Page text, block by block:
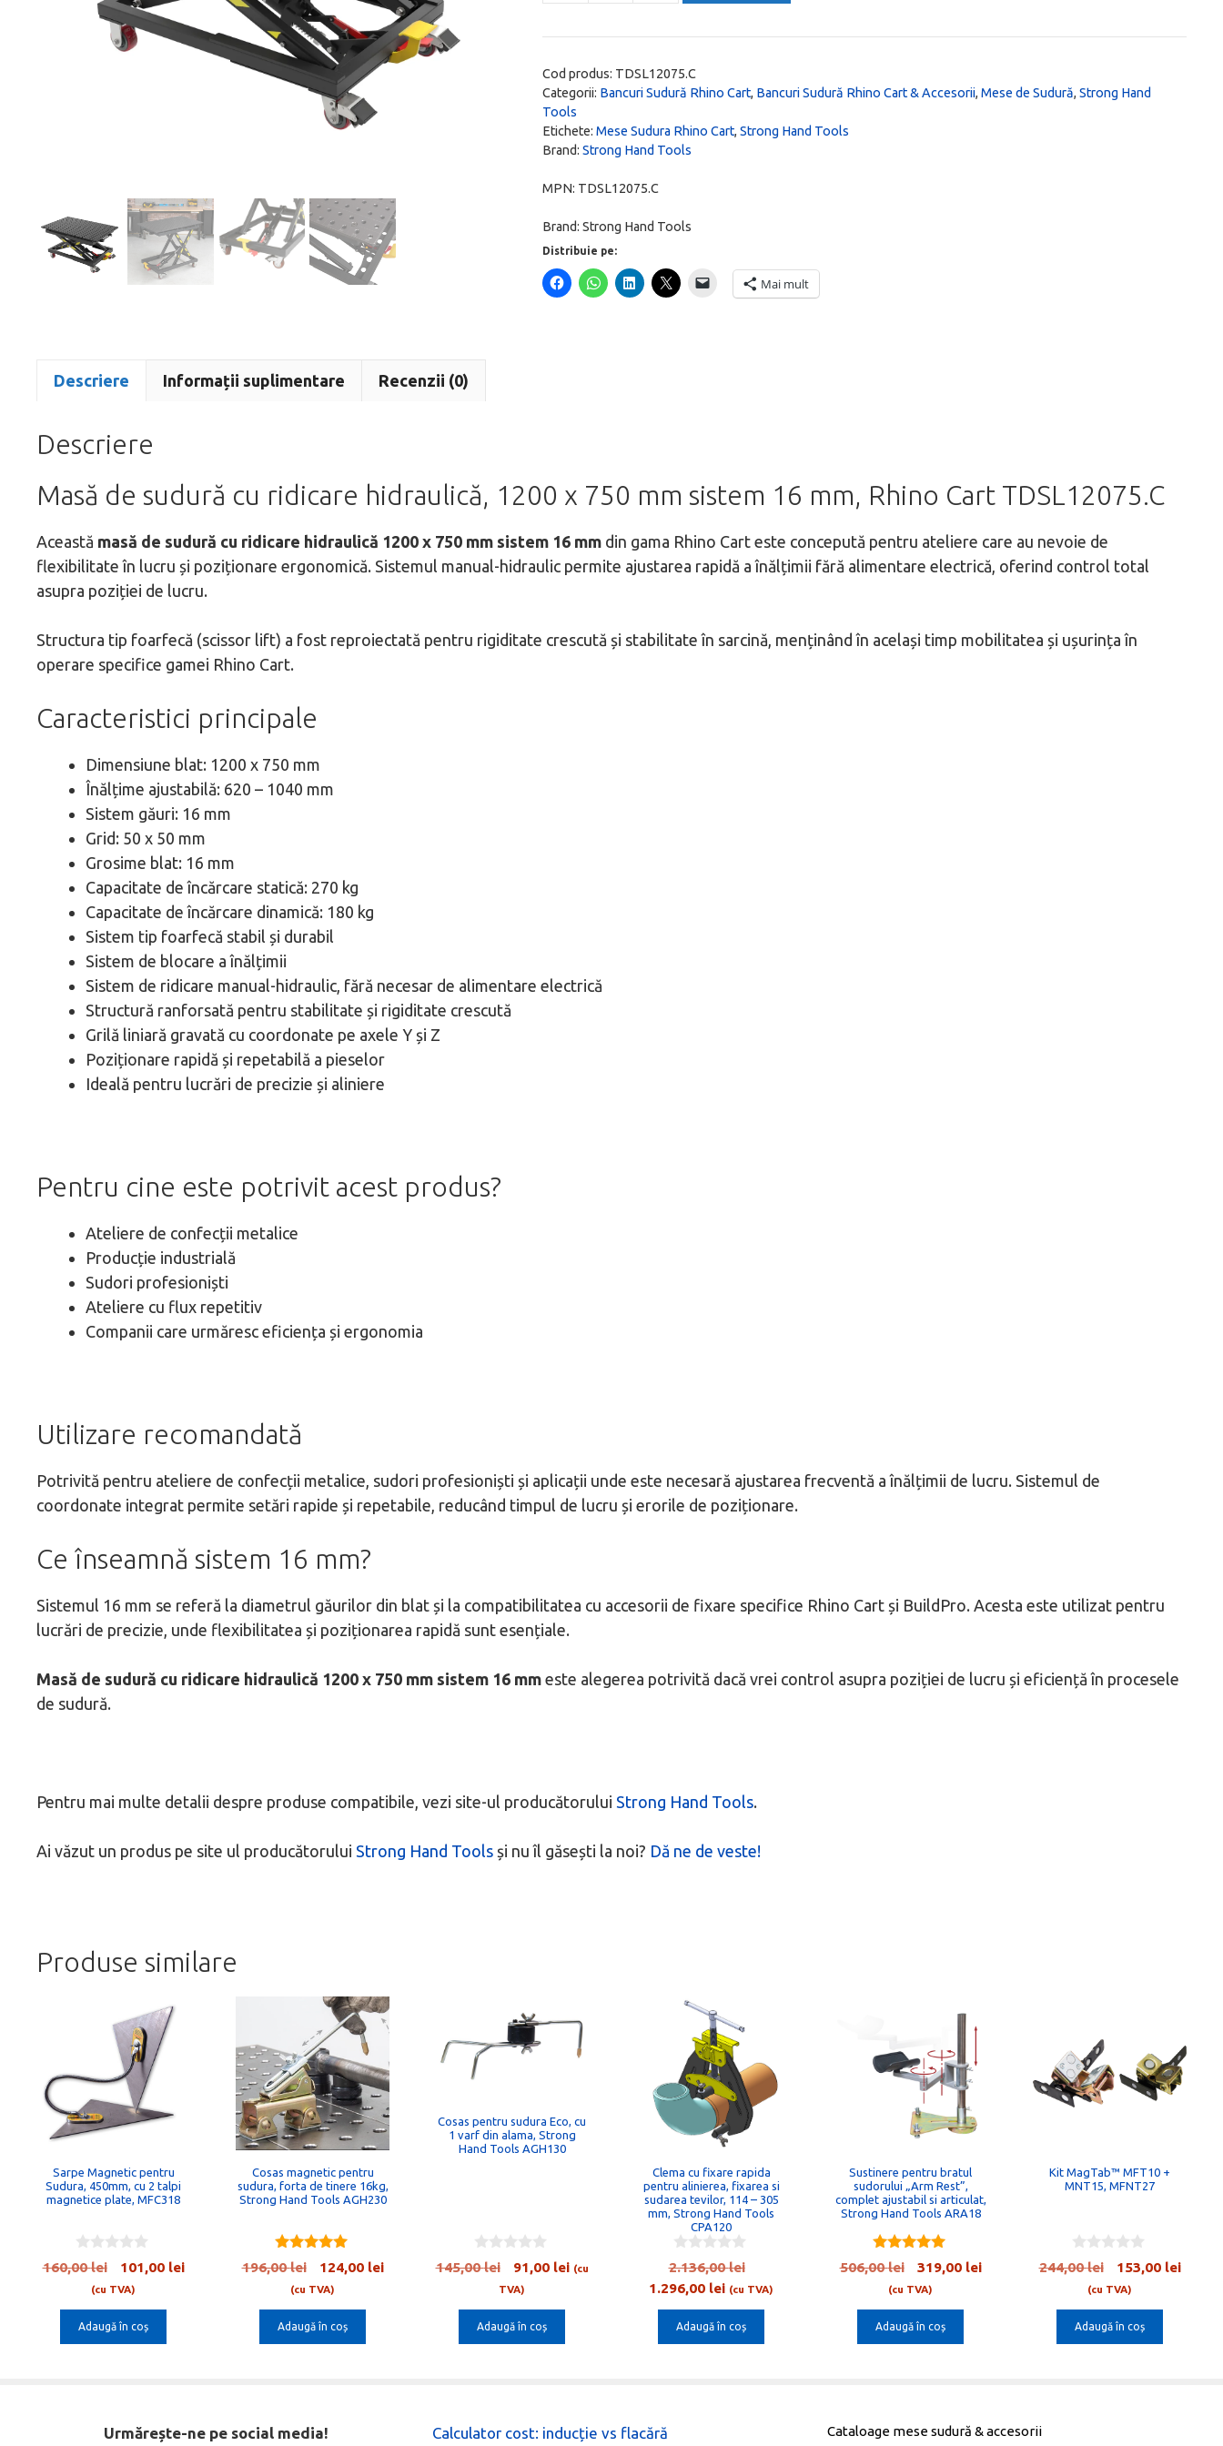
de
sudură
cu
ridicare
hidraulică,
x
mm
16
Cod produs: TDSL12075.C
Categorii: Bancuri Sudură Rhino Cart, Bancuri Sudură Rhino Cart & Accesorii,Mese de Sudură,Strong Hand
Tools
Etichete:Mese Sudura Rhino Cart,Strong Hand Tools
Brand:Strong Hand Tools
MPN: TDSL12075.C
Brand:Strong Hand Tools
Distribuie pe:
Mai mult
Descriere Informații suplimentare Recenzii (0)
Descriere
Masă de sudură cu ridicare hidraulică, 1200 x 750 mm sistem 16 mm, Rhino Cart TDSL12075.C
Această masă de sudură cu ridicare hidraulică 1200 x 750 mm sistem 16 mm din gama Rhino Cart este concepută pentru ateliere care au nevoie de
flexibilitate în lucru și poziționare ergonomică. Sistemul manual-hidraulic permite ajustarea rapidă a înălțimii fără alimentare electrică, oferind control total
asupra poziției de lucru.
Structura tip foarfecă (scissor lift) a fost reproiectată pentru rigiditate crescută și stabilitate în sarcină, menținând în același timp mobilitatea și ușurința în
operare specifice gamei Rhino Cart.
Caracteristici principale
Dimensiune blat: 1200 x 750 mm
Înălțime ajustabilă: 620 – 1040 mm
Sistem găuri: 16 mm
Grid: 50 x 50 mm
Grosime blat: 16 mm
Capacitate de încărcare statică: 270 kg
Capacitate de încărcare dinamică: 180 kg
Sistem tip foarfecă stabil și durabil
Sistem de blocare a înălțimii
Sistem de ridicare manual-hidraulic, fără necesar de alimentare electrică
Structură ranforsată pentru stabilitate și rigiditate crescută
Grilă liniară gravată cu coordonate pe axele Y și Z
Poziționare rapidă și repetabilă a pieselor
Ideală pentru lucrări de precizie și aliniere
Pentru cine este potrivit acest produs?
Ateliere de confecții metalice
Producție industrială
Sudori profesioniști
Ateliere cu flux repetitiv
Companii care urmăresc eficiența și ergonomia
Utilizare recomandată
Potrivită pentru ateliere de confecții metalice, sudori profesioniști și aplicații unde este necesară ajustarea frecventă a înălțimii de lucru. Sistemul de
coordonate integrat permite setări rapide și repetabile, reducând timpul de lucru și erorile de poziționare.
Ce înseamnă sistem 16 mm?
Sistemul 16 mm se referă la diametrul găurilor din blat și la compatibilitatea cu accesorii de fixare specifice Rhino Cart și BuildPro. Acesta este utilizat pentru
lucrări de precizie, unde flexibilitatea și poziționarea rapidă sunt esențiale.
Masă de sudură cu ridicare hidraulică 1200 x 750 mm sistem 16 mm este alegerea potrivită dacă vrei control asupra poziției de lucru și eficiență în procesele
de sudură.
Pentru mai multe detalii despre produse compatibile, vezi site-ul producătorului Strong Hand Tools.
Ai văzut un produs pe site ul producătorului Strong Hand Tools și nu îl găsești la noi? Dă ne de veste!
Produse similare
Sarpe Magnetic pentru
Sudura, 450mm, cu 2 talpi
magnetice plate, MFC318
0
o
f
5
160,00lei
Prețul
inițial
a
fost:
101,00 leiPrețul
(cu TVA)
Adaugă în coș
Cosas magnetic pentru
sudura, forta de tinere 16kg,
Strong Hand Tools AGH230
5.00
out of 5
196,00lei
Prețul
inițial
a
fost:
124,00 leiPrețul
(cu TVA)
Adaugă în coș
Cosas pentru sudura Eco, cu
1 varf din alama, Strong
Hand Tools AGH130
0
o
f
5
145,00lei
Prețul
inițial
a
fost:
91,00 leiPrețul
(cu
TVA)
Adaugă în coș
Clema cu fixare rapida
pentru alinierea, fixarea si
sudarea tevilor, 114 – 305
mm, Strong Hand Tools
CPA120
0
o
u
f
5
2.136,00lei
inițial
a
1.296,00 leiPrețul
curent
este:
(cu TVA)
Adaugă în coș
Sustinere pentru bratul
sudorului „Arm Rest”,
complet ajustabil si articulat,
Strong Hand Tools ARA18
5.00
out of 5
506,00lei
Prețul
inițial
a
fost:
319,00 leiPrețul
(cu TVA)
Adaugă în coș
Kit MagTab™ MFT10 +
MNT15, MFNT27
0
o
f
5
244,00lei
Prețul
inițial
a
fost:
153,00 leiPrețul
(cu TVA)
Adaugă în coș
Urmărește-ne pe social media! Calculator cost: inducție vs flacără Cataloage mese sudură & accesorii